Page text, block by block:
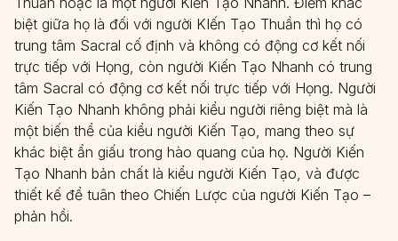
biệt giữa họ là đối với người KIến Tạo Thuần thì họ có
trung tâm Sacral cố định và không có động cơ kết nối
trực tiếp với Họng, còn người Kiến Tạo Nhanh có trung
tâm Sacral có động cơ kết nối trực tiếp với Họng. Người
Kiến Tạo Nhanh không phải kiểu người riêng biệt mà là
một biến thể của kiểu người Kiến Tạo, mang theo sự
khác biệt ẩn giấu trong hào quang của họ. Người Kiến
Tạo Nhanh bản chất là kiểu người Kiến Tạo, và được
thiết kế để tuân theo Chiến Lược của người Kiến Tạo –
phản hồi.